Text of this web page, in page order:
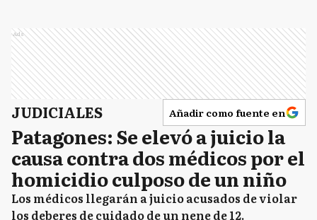
Ads
JUDICIALES Añadir como fuente en
Patagones: Se elevó a juicio la
causa contra dos médicos por el
homicidio culposo de un niño
Los médicos llegarán a juicio acusados de violar
los deberes de cuidado de un nene de 12.